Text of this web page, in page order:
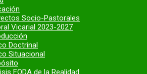
Socio-Pastorales
Vicarial 2023-2027
Doctrinal
Situacional
FODA de la Realidad